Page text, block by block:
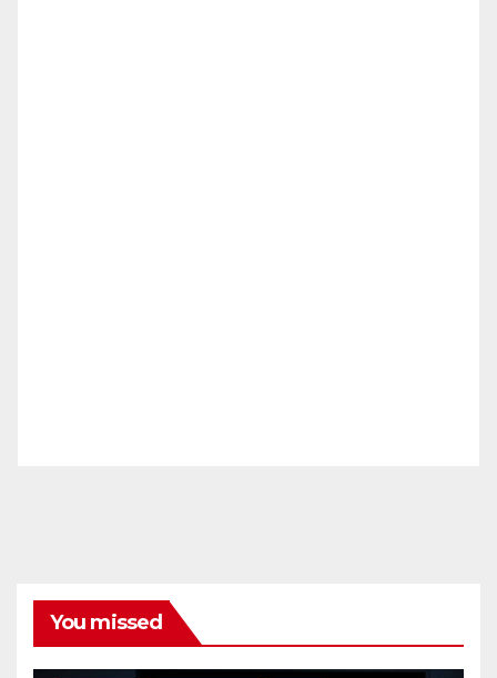
You missed